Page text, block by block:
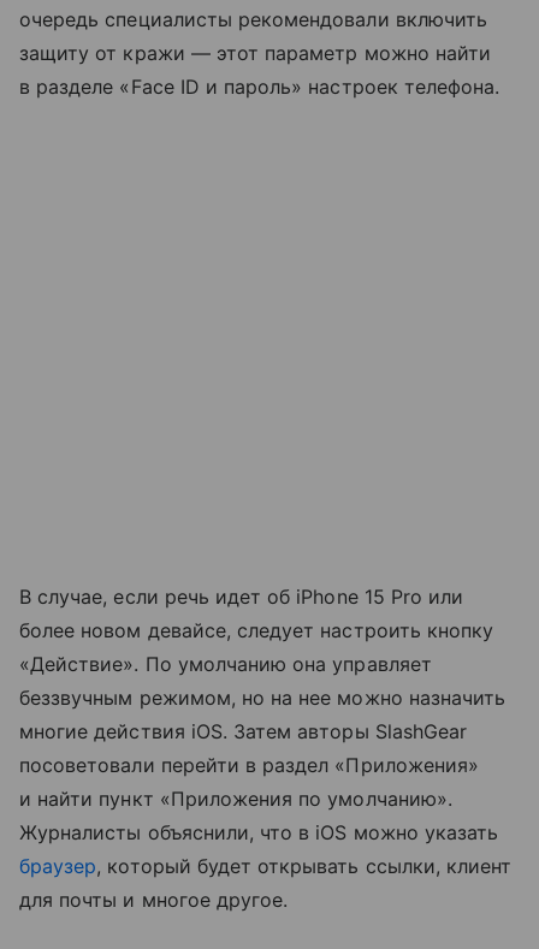
очередь специалисты рекомендовали включить
защиту от кражи — этот параметр можно найти
в разделе «Face ID и пароль» настроек телефона.
В случае, если речь идет об iPhone 15 Pro или
более новом девайсе, следует настроить кнопку
«Действие». По умолчанию она управляет
беззвучным режимом, но на нее можно назначить
многие действия iOS. Затем авторы SlashGear
посоветовали перейти в раздел «Приложения»
и найти пункт «Приложения по умолчанию».
Журналисты объяснили, что в iOS можно указать
браузер, который будет открывать ссылки, клиент
для почты и многое другое.